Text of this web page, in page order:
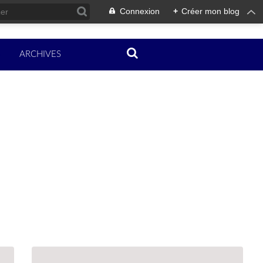
Connexion + Créer mon blog
ARCHIVES